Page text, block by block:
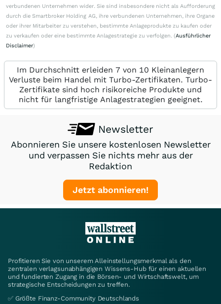
verbundenen Unternehmen wider. Sie sind insbesondere nicht als Aufforderung
durch die Smartbroker Holding AG, ihre verbundenen Unternehmen, ihre Organe
oder ihrer Mitarbeiter zu verstehen, bestimmte Anlageprodukte zu kaufen oder
zu verkaufen oder eine bestimmte Anlagestrategie zu verfolgen. (Ausführlicher
Disclaimer)
Im Durchschnitt erleiden 7 von 10 Kleinanlegern
Verluste beim Handel mit Turbo-Zertifikaten. Turbo-
Zertifikate sind hoch risikoreiche Produkte und
nicht für langfristige Anlagestrategien geeignet.
Newsletter
Abonnieren Sie unsere kostenlosen Newsletter
und verpassen Sie nichts mehr aus der
Redaktion
Jetzt abonnieren!
Profitieren Sie von unserem Alleinstellungsmerkmal als den
zentralen verlagsunabhängigen Wissens-Hub für einen aktuellen
und fundierten Zugang in die Börsen- und Wirtschaftswelt, um
strategische Entscheidungen zu treffen.
✅ Größte Finanz-Community Deutschlands